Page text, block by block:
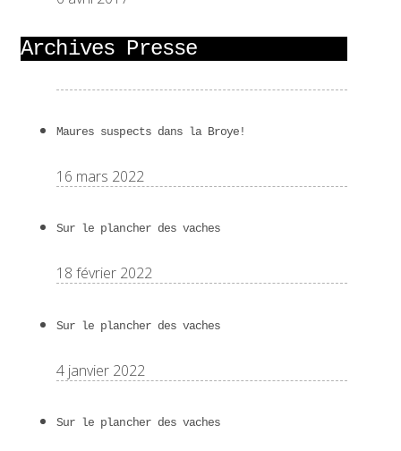
Archives Presse
Maures suspects dans la Broye!
16 mars 2022
Sur le plancher des vaches
18 février 2022
Sur le plancher des vaches
4 janvier 2022
Sur le plancher des vaches